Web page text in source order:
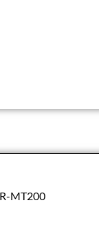
MT200